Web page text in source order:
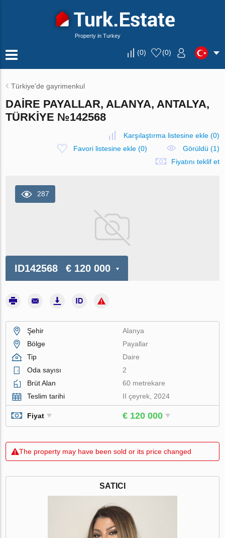
Property in Turkey
(0) (0)
Türkiye'de gayrimenkul
DAIRE PAYALLAR, ALANYA, ANTALYA,
TÜRKIYE №142568
Karşılaştırma listesine ekle(0)
Favori listesine ekle(0)
Görüldü (1)
Fiyatını teklif et
287
ID142568 € 120 000
Şehir
Alanya
Bölge
Payallar
Tip
Daire
Oda sayısı
2
Brüt Alan
60 metrekare
Teslim tarihi
II çeyrek, 2024
Fiyat € 120 000
The property may have been sold or its price changed
SATICI